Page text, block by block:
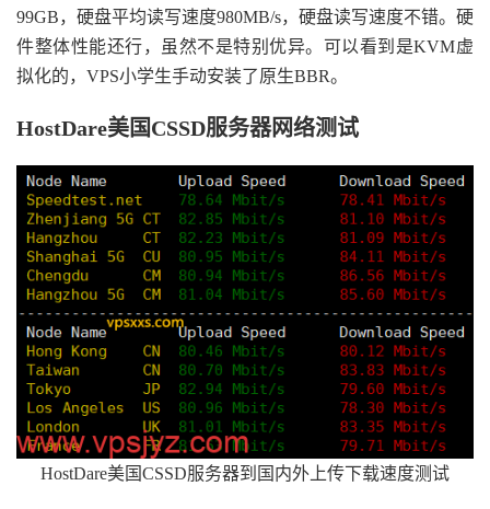
99GB，硬盘平均读写速度980MB/s，硬盘读写速度不错。硬
件整体性能还行，虽然不是特别优异。可以看到是KVM虚
拟化的，VPS小学生手动安装了原生BBR。
HostDare美国CSSD服务器网络测试
HostDare美国CSSD服务器到国内外上传下载速度测试